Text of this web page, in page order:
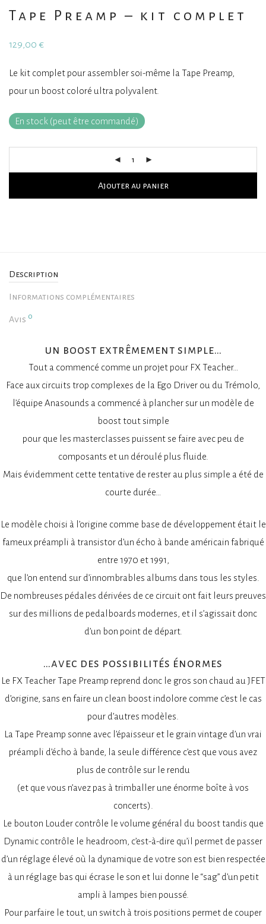
Tape Preamp – kit complet
129,00 €
Le kit complet pour assembler soi-même la Tape Preamp,
pour un boost coloré ultra polyvalent.
En stock (peut être commandé)
Ajouter au panier
Description
Informations complémentaires
Avis 0
un boost extrêmement simple…
Tout a commencé comme un projet pour FX Teacher…
Face aux circuits trop complexes de la Ego Driver ou du Trémolo,
l’équipe Anasounds a commencé à plancher sur un modèle de
boost tout simple
pour que les masterclasses puissent se faire avec peu de
composants et un déroulé plus fluide.
Mais évidemment cette tentative de rester au plus simple a été de
courte durée…
Le modèle choisi à l’origine comme base de développement était le
fameux préampli à transistor d’un écho à bande américain fabriqué
entre 1970 et 1991,
que l’on entend sur d’innombrables albums dans tous les styles.
De nombreuses pédales dérivées de ce circuit ont fait leurs preuves
sur des millions de pedalboards modernes, et il s’agissait donc
d’un bon point de départ.
…avec des possibilités énormes
Le FX Teacher Tape Preamp reprend donc le gros son chaud au JFET
d’origine, sans en faire un clean boost indolore comme c’est le cas
pour d’autres modèles.
La Tape Preamp sonne avec l’épaisseur et le grain vintage d’un vrai
préampli d’écho à bande, la seule différence c’est que vous avez
plus de contrôle sur le rendu
(et que vous n’avez pas à trimballer une énorme boîte à vos
concerts).
Le bouton Louder contrôle le volume général du boost tandis que
Dynamic contrôle le headroom, c’est-à-dire qu’il permet de passer
d’un réglage élevé où la dynamique de votre son est bien respectée
à un réglage bas qui écrase le son et lui donne le “sag” d’un petit
ampli à lampes bien poussé.
Pour parfaire le tout, un switch à trois positions permet de couper